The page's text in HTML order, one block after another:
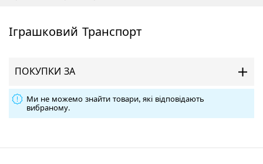
Іграшковий Транспорт
ПОКУПКИ ЗА
Ми не можемо знайти товари, які відповідають
вибраному.